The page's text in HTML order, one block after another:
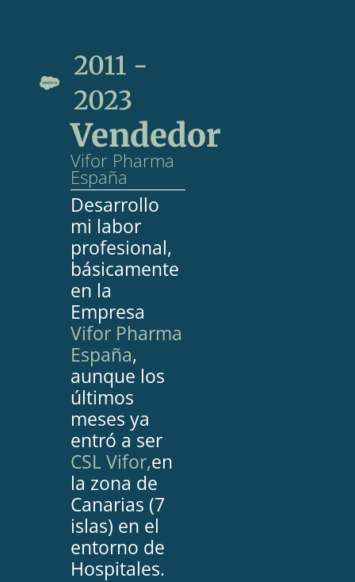
2011 -
2023
Vendedor
Vifor Pharma
España
Desarrollo
mi labor
profesional,
básicamente
en la
Empresa
Vifor Pharma
España,
aunque los
últimos
meses ya
entró a ser
CSL Vifor,en
la zona de
Canarias (7
islas) en el
entorno de
Hospitales.